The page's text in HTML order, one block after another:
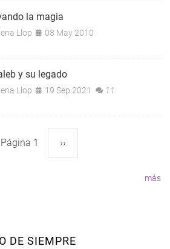
la magia
Llop 08 May 2010
y su legado
Llop 19 Sep 2021 11
Página 1 Siguiente
››
más
DE SIEMPRE